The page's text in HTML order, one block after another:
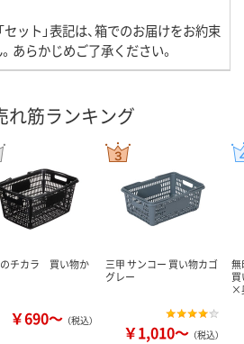
セット」表記は、箱でのお届けをお約束
あらかじめご了承ください。
れ筋ランキング
チカラ 買い物か
￥690～ （税込）
三甲 サンコー 買い物カゴ
グレー
￥1,010～ （税込）
無
×